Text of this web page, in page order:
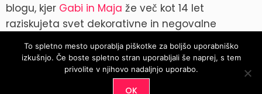
blogu, kjer Gabi in Maja že več kot 14 let
raziskujeta svet dekorativne in negovalne
Instagram
Instagram
To spletno mesto uporablja piškotke za boljšo uporabniško
izkušnjo. Če boste spletno stran uporabljali še naprej, s tem
privolite v njihovo nadaljnjo uporabo.
OK